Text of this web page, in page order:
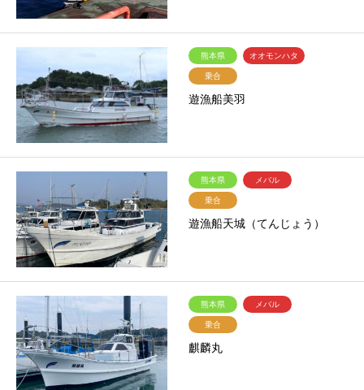
熊本県 オオモンハタ
乗合
遊漁船美羽
熊本県 メバル
乗合
遊漁船天城（てんじょう）
熊本県 メバル
乗合
麒麟丸